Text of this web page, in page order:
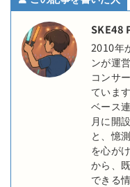
SKE48
2010年
ンが運
コンサ
ていま
ベース
月に開
と、憶
を心が
から、
できる